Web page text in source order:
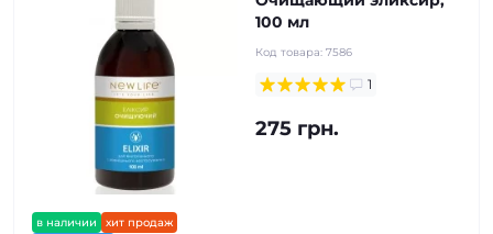
в наличии
хит продаж
100 мл
Код товара: 7586
1
275 грн.